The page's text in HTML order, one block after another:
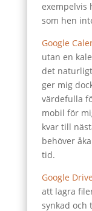
exempelvis
som hen
Google
utan en
det
ger mig
värdefulla
mobil för
kvar till
behöver
tid.
Google Drive
att lagra
synkad och